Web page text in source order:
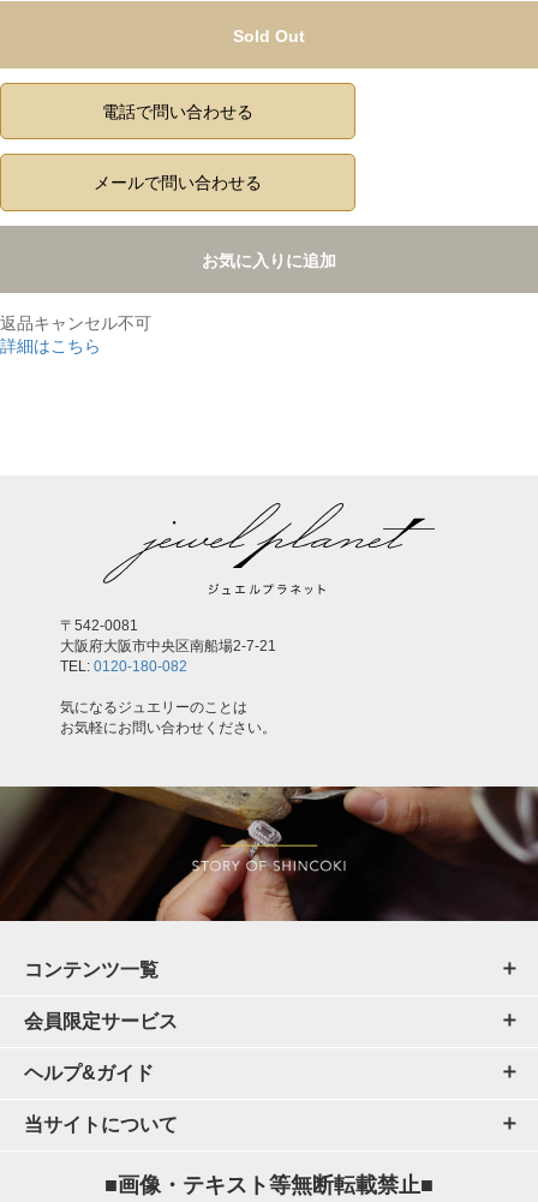
Sold Out
電話で問い合わせる
メールで問い合わせる
お気に入りに追加
返品キャンセル不可
詳細はこちら
〒542-0081
大阪府大阪市中央区南船場2-7-21
TEL: 0120-180-082
気になるジュエリーのことは
お気軽にお問い合わせください。
コンテンツ一覧
会員限定サービス
ヘルプ&ガイド
当サイトについて
■画像・テキスト等無断転載禁止■